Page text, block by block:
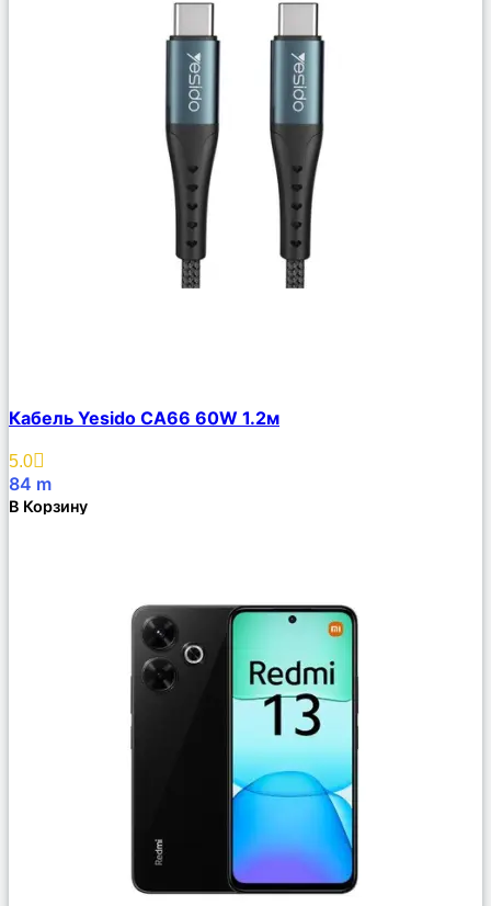
Описание
Избранное
Кабель Yesido CA66 60W 1.2м
5.0
84 m
В Корзину